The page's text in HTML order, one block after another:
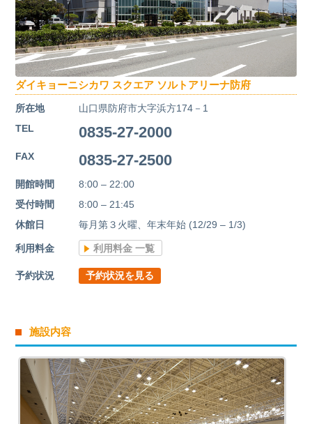
ダイキョーニシカワ スクエア ソルトアリーナ防府
所在地
山口県防府市大字浜方174－1
TEL
0835-27-2000
FAX 0835-27-2500
開館時間
8:00 – 22:00
受付時間
8:00 – 21:45
休館日
毎月第３火曜、年末年始 (12/29 – 1/3)
利用料金 利用料金 一覧
予約状況 予約状況を見る
施設内容